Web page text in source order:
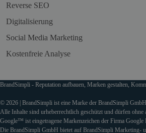
Reverse SEO
Digitalisierung
Social Media Marketing
Kostenfreie Analyse
BrandSimpli - Reputation aufbauen, Marken gestalten,
© 2026 | BrandSimpli ist eine Marke der BrandSimpli
Alle Inhalte sind urheberrechtlich geschützt und dürfen
Google™ ist eingetragene Markenzeichen der Firma Google
Die BrandSimpli GmbH bietet auf BrandSimpli Marketing-